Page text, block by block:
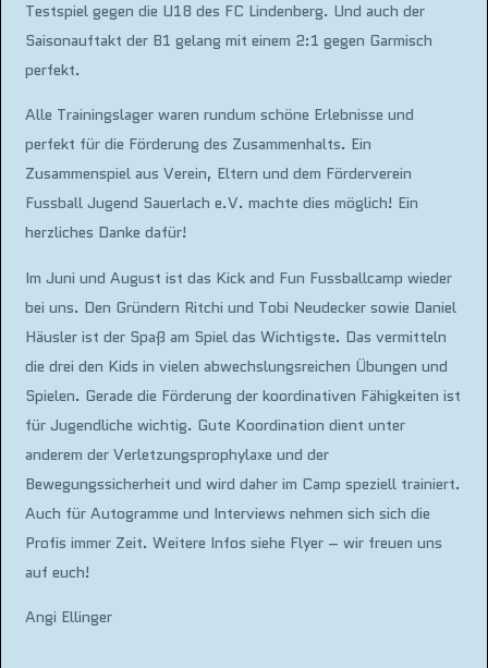
Testspiel gegen die U18 des FC Lindenberg. Und auch der
Saisonauftakt der B1 gelang mit einem 2:1 gegen Garmisch
perfekt.
Alle Trainingslager waren rundum schöne Erlebnisse und
perfekt für die Förderung des Zusammenhalts. Ein
Zusammenspiel aus Verein, Eltern und dem Förderverein
Fussball Jugend Sauerlach e.V. machte dies möglich! Ein
herzliches Danke dafür!
Im Juni und August ist das Kick and Fun Fussballcamp wieder
bei uns. Den Gründern Ritchi und Tobi Neudecker sowie Daniel
Häusler ist der Spaß am Spiel das Wichtigste. Das vermitteln
die drei den Kids in vielen abwechslungsreichen Übungen und
Spielen. Gerade die Förderung der koordinativen Fähigkeiten ist
für Jugendliche wichtig. Gute Koordination dient unter
anderem der Verletzungsprophylaxe und der
Bewegungssicherheit und wird daher im Camp speziell trainiert.
Auch für Autogramme und Interviews nehmen sich sich die
Profis immer Zeit. Weitere Infos siehe Flyer – wir freuen uns
auf euch!
Angi Ellinger